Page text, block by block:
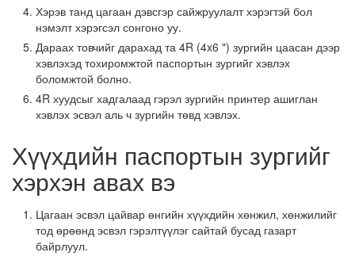
Хэрэв танд цагаан дэвсгэр сайжруулалт хэрэгтэй бол
нэмэлт хэрэгсэл сонгоно уу.
Дараах товчийг дарахад та 4R (4x6 ") зургийн цаасан дээр
хэвлэхэд тохиромжтой паспортын зургийг хэвлэх
боломжтой болно.
4R хуудсыг хадгалаад гэрэл зургийн принтер ашиглан
хэвлэх эсвэл аль ч зургийн төвд хэвлэх.
Хүүхдийн паспортын зургийг
хэрхэн авах вэ
Цагаан эсвэл цайвар өнгийн хүүхдийн хөнжил, хөнжилийг
тод өрөөнд эсвэл гэрэлтүүлэг сайтай бусад газарт
байрлуул.